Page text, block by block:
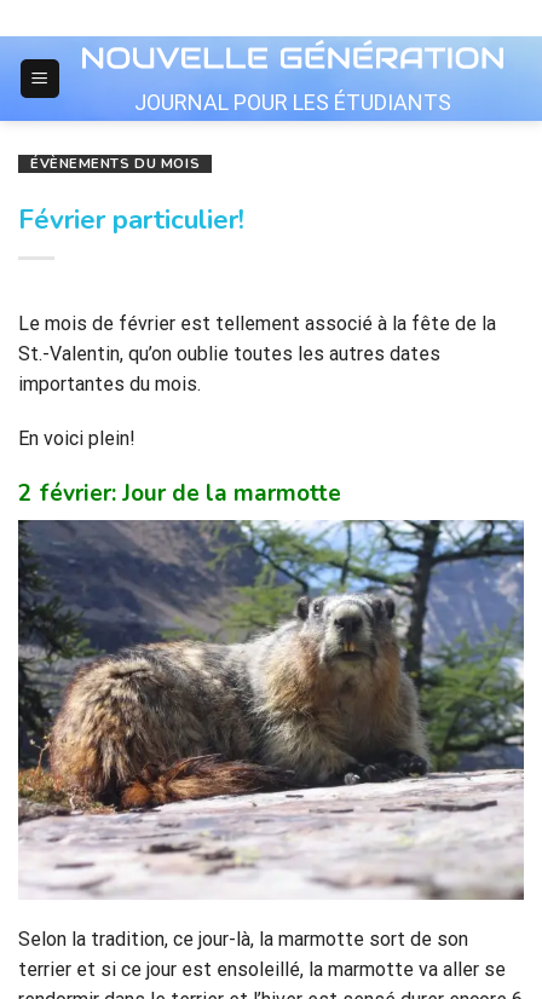
to
content
JOURNAL POUR LES ÉTUDIANTS
ÉVÈNEMENTS DU MOIS
Février particulier!
Le mois de février est tellement associé à la fête de la
St.-Valentin, qu’on oublie toutes les autres dates
importantes du mois.
En voici plein!
2 février: Jour de la marmotte
Selon la tradition, ce jour-là, la marmotte sort de son
terrier et si ce jour est ensoleillé, la marmotte va aller se